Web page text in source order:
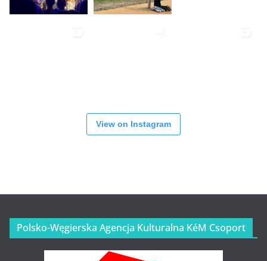
View on Instagram
Polsko-Węgierska Agencja Kulturalna KéM Csoport